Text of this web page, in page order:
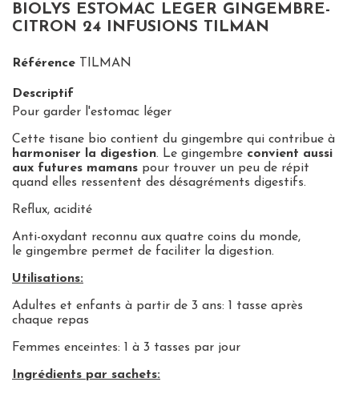
BIOLYS ESTOMAC LEGER GINGEMBRE-
CITRON 24 INFUSIONS TILMAN
Référence TILMAN
Descriptif
Pour garder l'estomac léger
Cette tisane bio contient du gingembre qui contribue à
harmoniser la digestion. Le gingembre convient aussi
aux futures mamans pour trouver un peu de répit
quand elles ressentent des désagréments digestifs.
Reflux, acidité
Anti-oxydant reconnu aux quatre coins du monde,
le gingembre permet de faciliter la digestion.
Utilisations:
Adultes et enfants à partir de 3 ans: 1 tasse après
chaque repas
Femmes enceintes: 1 à 3 tasses par jour
Ingrédients par sachets: